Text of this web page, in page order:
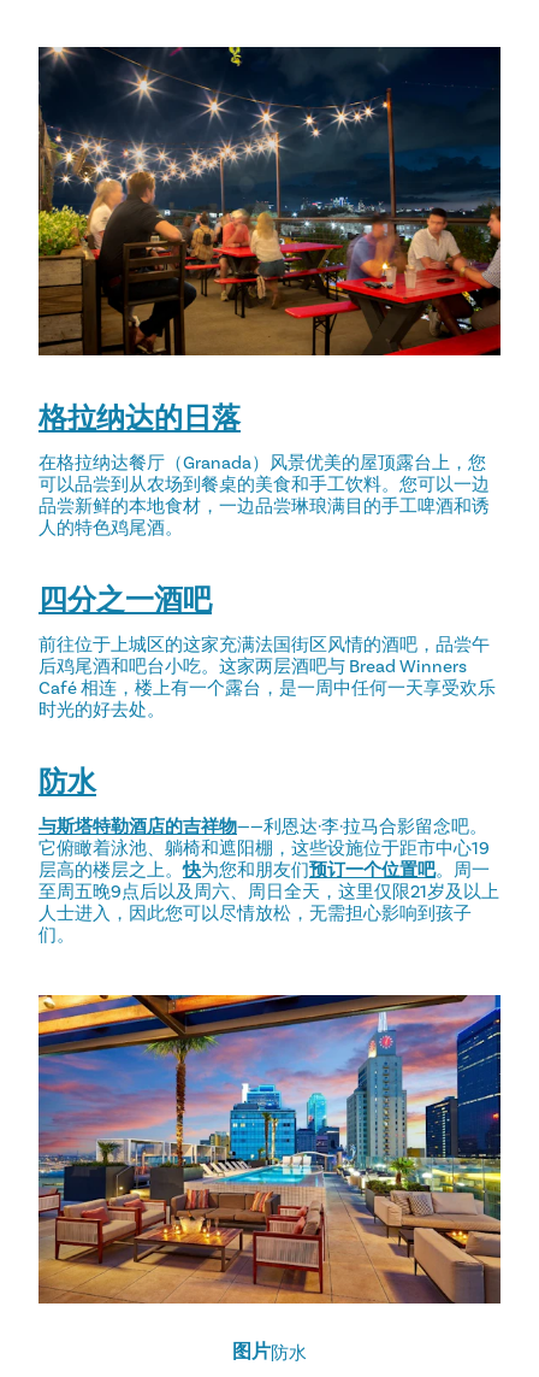
格拉纳达的日落
在格拉纳达餐厅（Granada）风景优美的屋顶露台上，您
可以品尝到从农场到餐桌的美食和手工饮料。您可以一边
品尝新鲜的本地食材，一边品尝琳琅满目的手工啤酒和诱
人的特色鸡尾酒。
四分之一酒吧
前往位于上城区的这家充满法国街区风情的酒吧，品尝午
后鸡尾酒和吧台小吃。这家两层酒吧与 Bread Winners
Café 相连，楼上有一个露台，是一周中任何一天享受欢乐
时光的好去处。
防水
与斯塔特勒酒店的吉祥物——利恩达·李·拉马合影留念吧。
它俯瞰着泳池、躺椅和遮阳棚，这些设施位于距市中心19
层高的楼层之上。快为您和朋友们预订一个位置吧。周一
至周五晚9点后以及周六、周日全天，这里仅限21岁及以上
人士进入，因此您可以尽情放松，无需担心影响到孩子
们。
图片防水